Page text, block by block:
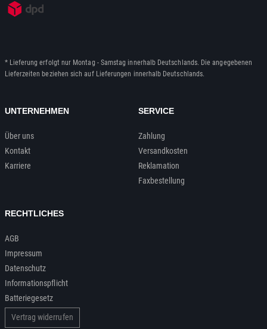
* Lieferung erfolgt nur Montag - Samstag innerhalb Deutschlands. Die angegebenen
Lieferzeiten beziehen sich auf Lieferungen innerhalb Deutschlands.
UNTERNEHMEN
Über uns
Kontakt
Karriere
SERVICE
Zahlung
Versandkosten
Reklamation
Faxbestellung
RECHTLICHES
AGB
Impressum
Datenschutz
Informationspflicht
Batteriegesetz
Vertrag widerrufen